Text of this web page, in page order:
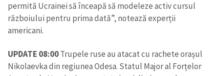
permită Ucrainei să înceapă să modeleze activ cursul
războiului pentru prima dată”, notează experții
americani.
UPDATE 08:00Trupele ruse au atacat cu rachete orașul
Nikolaevka din regiunea Odesa. Statul Major al Forțelor
Link media
+ Link media
Mesajul știrei
+ Mesajul știrei